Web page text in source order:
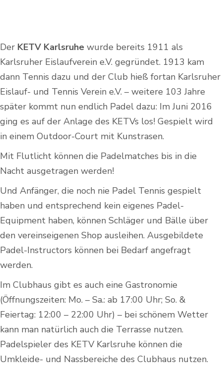
Der KETV Karlsruhe wurde bereits 1911 als
Karlsruher Eislaufverein e.V. gegründet. 1913 kam
dann Tennis dazu und der Club hieß fortan Karlsruher
Eislauf- und Tennis Verein e.V. – weitere 103 Jahre
später kommt nun endlich Padel dazu: Im Juni 2016
ging es auf der Anlage des KETVs los! Gespielt wird
in einem Outdoor-Court mit Kunstrasen.
Mit Flutlicht können die Padelmatches bis in die
Nacht ausgetragen werden!
Und Anfänger, die noch nie Padel Tennis gespielt
haben und entsprechend kein eigenes Padel-
Equipment haben, können Schläger und Bälle über
den vereinseigenen Shop ausleihen. Ausgebildete
Padel-Instructors können bei Bedarf angefragt
werden.
Im Clubhaus gibt es auch eine Gastronomie
(Öffnungszeiten: Mo. – Sa.: ab 17:00 Uhr; So. &
Feiertag: 12:00 – 22:00 Uhr) – bei schönem Wetter
kann man natürlich auch die Terrasse nutzen.
Padelspieler des KETV Karlsruhe können die
Umkleide- und Nassbereiche des Clubhaus nutzen.